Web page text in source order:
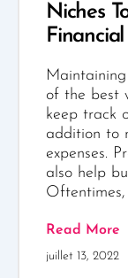
Niches
Financial
of the best
keep track
addition to
expenses.
also help
Oftentimes,
Read More
juillet 13, 2022